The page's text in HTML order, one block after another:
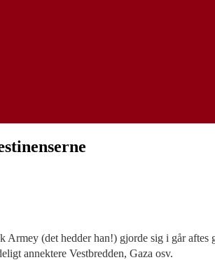
(det hedder han!) gjorde sig i går
annektere Vestbredden, Gaza osv.